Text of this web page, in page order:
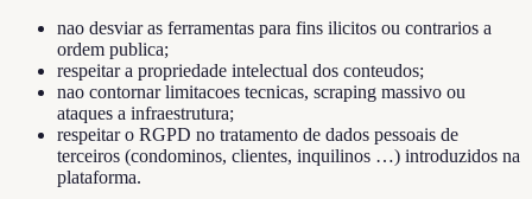
nao desviar as ferramentas para fins ilicitos ou contrarios a
ordem publica;
respeitar a propriedade intelectual dos conteudos;
nao contornar limitacoes tecnicas, scraping massivo ou
ataques a infraestrutura;
respeitar o RGPD no tratamento de dados pessoais de
terceiros (condominos, clientes, inquilinos …) introduzidos na
plataforma.